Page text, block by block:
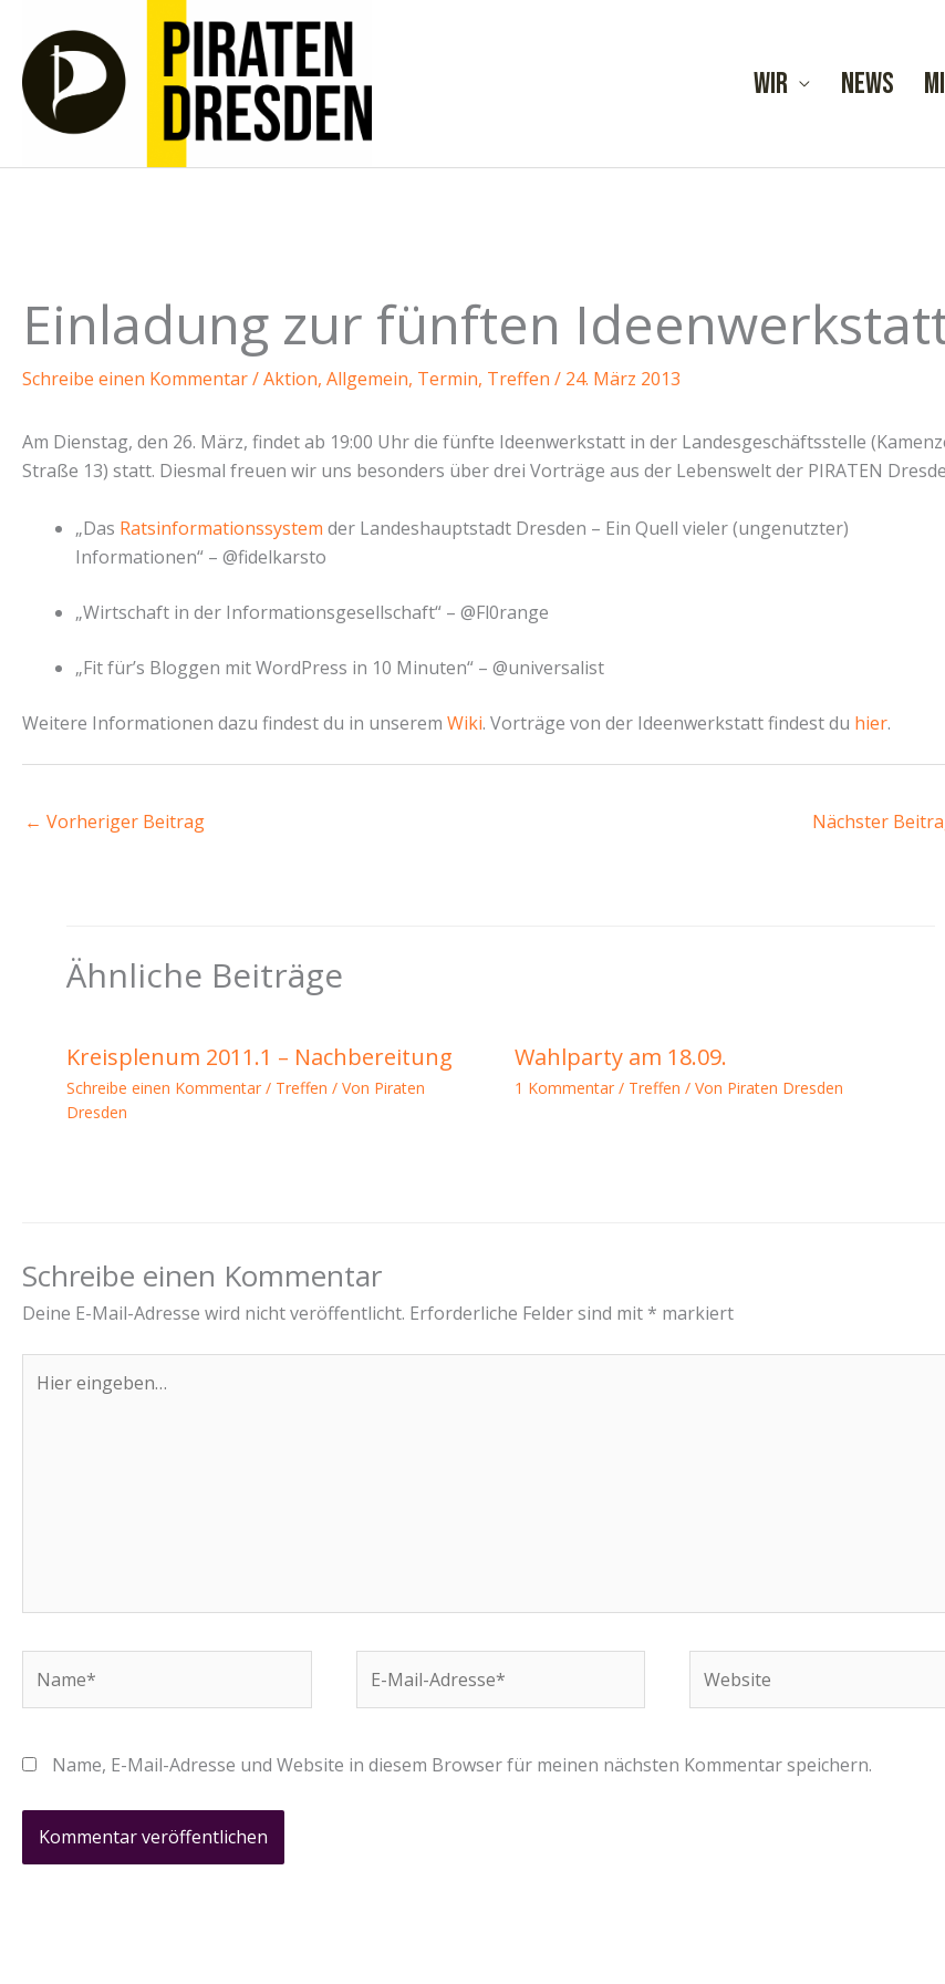
Inhalt
springen
Wir News
Einladung zur fünften
Schreibe einen Kommentar/Aktion, Allgemein, Termin, Treffen / 24. März 2013
Am Dienstag, den 26. März, findet ab 19:00 Uhr die fünfte Ideenwerkstatt in der Landesgeschäftsstelle
Straße 13) statt. Diesmal freuen wir uns besonders über drei Vorträge aus der Lebenswelt der PIRATEN
„Das Ratsinformationssystem der Landeshauptstadt Dresden – Ein Quell vieler (ungenutzter)
Informationen“ – @fidelkarsto
„Wirtschaft in der Informationsgesellschaft“ – @Fl0range
„Fit für’s Bloggen mit WordPress in 10 Minuten“ – @universalist
Weitere Informationen dazu findest du in unserem Wiki. Vorträge von der Ideenwerkstatt findest du hier.
← Vorheriger Beitrag Nächster
Ähnliche Beiträge
Kreisplenum 2011.1 – Nachbereitung
Schreibe einen Kommentar / Treffen / Von Piraten
Dresden
Wahlparty am 18.09.
1 Kommentar / Treffen / Von Piraten Dresden
Schreibe einen Kommentar
Deine E-Mail-Adresse wird nicht veröffentlicht. Erforderliche Felder sind mit * markiert
eingeben…
Mail-
Name, E-Mail-Adresse und Website in diesem Browser für meinen nächsten Kommentar speichern.